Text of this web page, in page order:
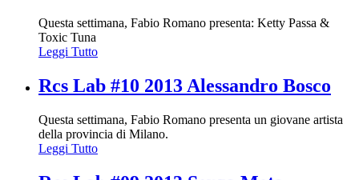
Questa settimana, Fabio Romano presenta: Ketty Passa &
Toxic Tuna
Leggi Tutto
Rcs Lab #10 2013 Alessandro Bosco
Questa settimana, Fabio Romano presenta un giovane artista
della provincia di Milano.
Leggi Tutto